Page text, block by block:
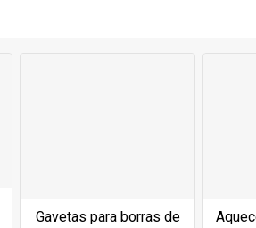
Gavetas para borras de